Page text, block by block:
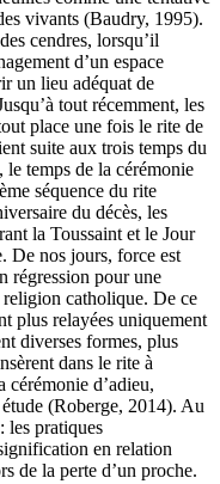
vivants (Baudry, 1995).
cendres, lorsqu’il
d’un espace
un lieu adéquat de
tout récemment, les
place une fois le rite de
suite aux trois temps du
temps de la cérémonie
séquence du rite
du décès, les
la Toussaint et le Jour
De nos jours, force est
régression pour une
religion catholique. De ce
plus relayées uniquement
diverses formes, plus
dans le rite à
cérémonie d’adieu,
(Roberge, 2014). Au
les pratiques
en relation
de la perte d’un proche.